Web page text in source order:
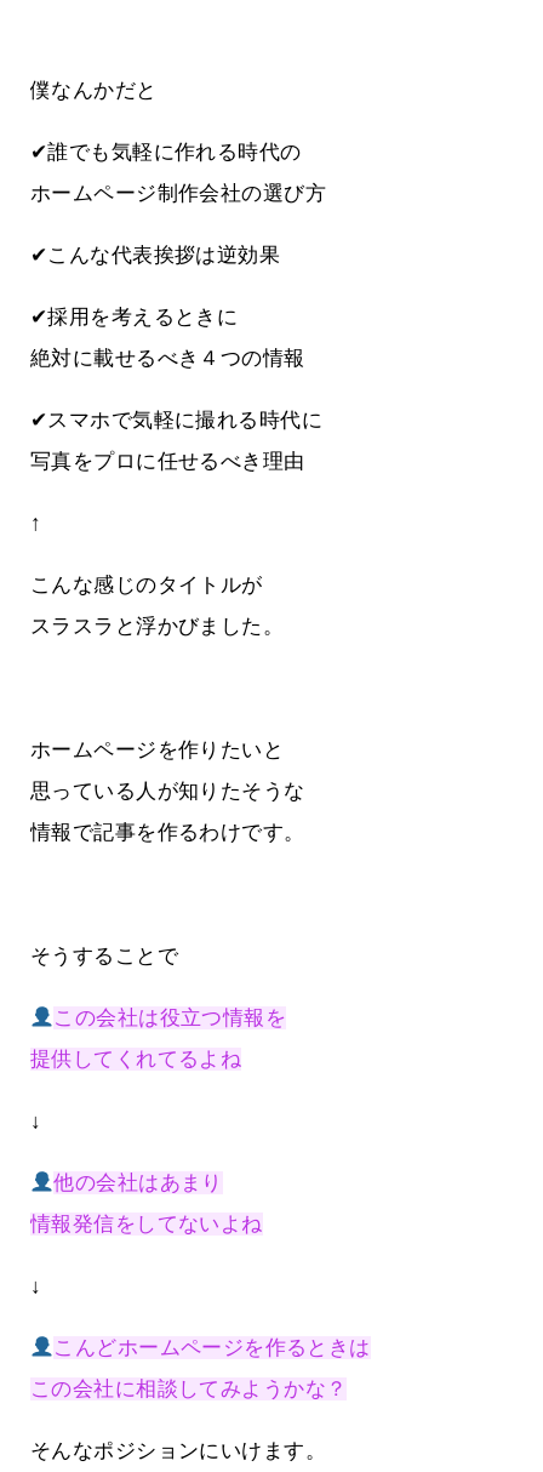
僕なんかだと
✔誰でも気軽に作れる時代の
ホームページ制作会社の選び方
✔こんな代表挨拶は逆効果
✔採用を考えるときに
絶対に載せるべき４つの情報
✔スマホで気軽に撮れる時代に
写真をプロに任せるべき理由
↑
こんな感じのタイトルが
スラスラと浮かびました。
ホームページを作りたいと
思っている人が知りたそうな
情報で記事を作るわけです。
そうすることで
この会社は役立つ情報を
提供してくれてるよね
↓
他の会社はあまり
情報発信をしてないよね
↓
こんどホームページを作るときは
この会社に相談してみようかな？
そんなポジションにいけます。